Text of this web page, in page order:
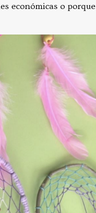
económicas o porque